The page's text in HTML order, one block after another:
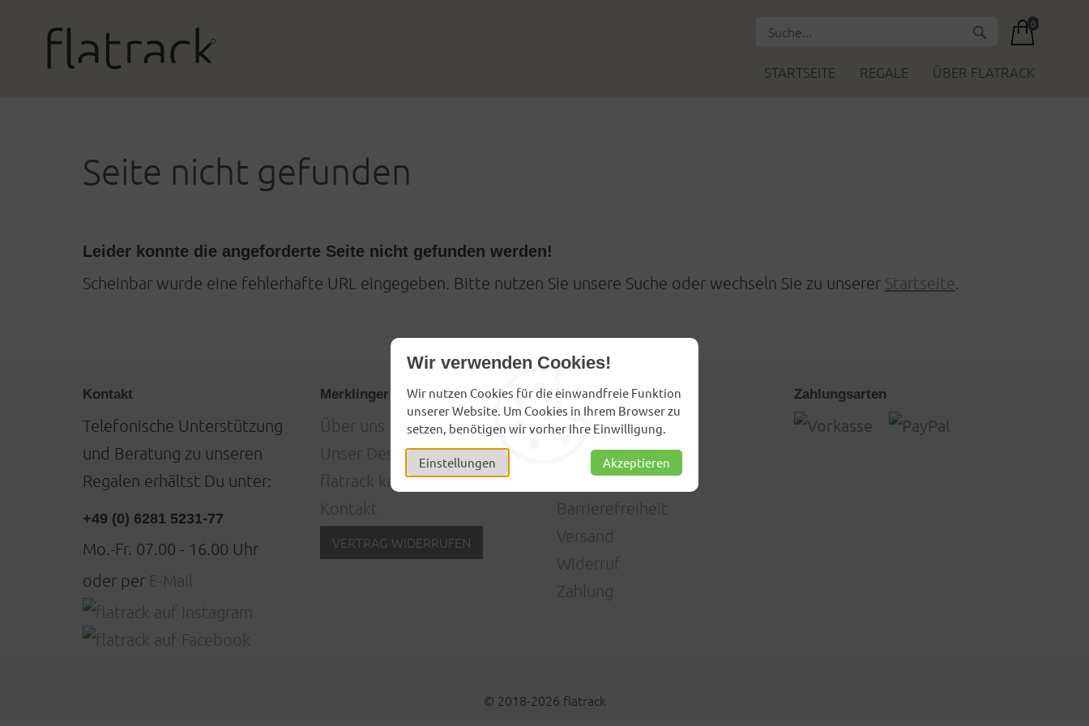
Wir verwenden Cookies!
Wir nutzen Cookies für die einwandfreie Funktion
unserer Website. Um Cookies in Ihrem Browser zu
setzen, benötigen wir vorher Ihre Einwilligung.
Einstellungen Akzeptieren
0
STARTSEITE REGALE ÜBER FLATRACK
Seite nicht gefunden
Leider konnte die angeforderte Seite nicht gefunden werden!
Scheinbar wurde eine fehlerhafte URL eingegeben. Bitte nutzen Sie unsere Suche oder wechseln Sie zu unserer Startseite.
Kontakt
Telefonische Unterstützung
und Beratung zu unseren
Regalen erhältst Du unter:
+49 (0) 6281 5231-77
Mo.-Fr. 07.00 - 16.00 Uhr
oder per E-Mail
Merklinger Design
Über uns
Unser Design
flatrack kaufen
Kontakt
VERTRAG WIDERRUFEN
Informationen
AGB
Datenschutz
Impressum
Barrierefreiheit
Versand
Widerruf
Zahlung
Zahlungsarten
© 2018-2026 flatrack